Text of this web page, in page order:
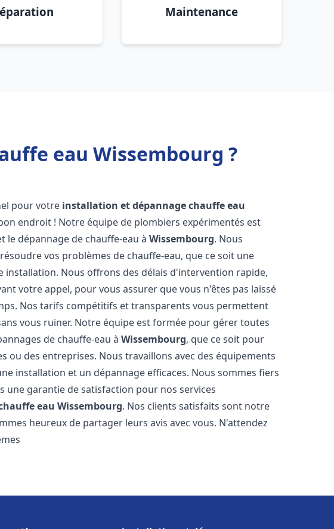
Maintenance
eau Wissembourg ?
pour votre installation et dépannage chauffe eau
endroit ! Notre équipe de plombiers expérimentés est
le dépannage de chauffe-eau àWissembourg. Nous
vos problèmes de chauffe-eau, que ce soit une
installation. Nous offrons des délais d'intervention rapide,
votre appel, pour vous assurer que vous n'êtes pas laissé
Nos tarifs compétitifs et transparents vous permettent
vous ruiner. Notre équipe est formée pour gérer toutes
de chauffe-eau àWissembourg, que ce soit pour
ou des entreprises. Nous travaillons avec des équipements
installation et un dépannage efficaces. Nous sommes fiers
une garantie de satisfaction pour nos services
eau Wissembourg. Nos clients satisfaits sont notre
heureux de partager leurs avis avec vous. N'attendez